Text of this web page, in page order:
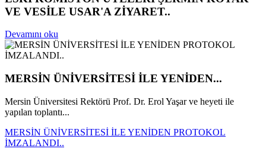
VE VESİLE USAR'A ZİYARET..
Devamını oku
MERSİN ÜNİVERSİTESİ İLE YENİDEN...
Mersin Üniversitesi Rektörü Prof. Dr. Erol Yaşar ve heyeti ile
yapılan toplantı...
MERSİN ÜNİVERSİTESİ İLE YENİDEN PROTOKOL
İMZALANDI..